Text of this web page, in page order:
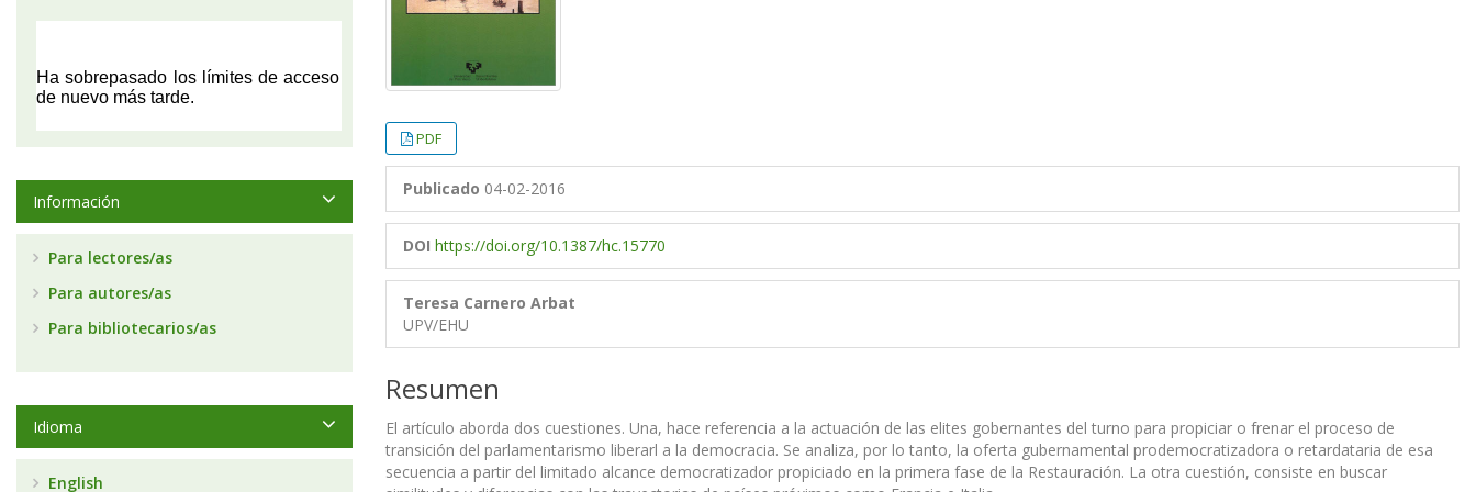
PDF
Publicado 04-02-2016
DOI https://doi.org/10.1387/hc.15770
Teresa Carnero Arbat
UPV/EHU
Resumen
El artículo aborda dos cuestiones. Una, hace referencia a la actuación de las elites gobernantes del turno para propiciar o frenar el proceso de
transición del parlamentarismo liberarl a la democracia. Se analiza, por lo tanto, la oferta gubernamental prodemocratizadora o retardataria de esa
secuencia a partir del limitado alcance democratizador propiciado en la primera fase de la Restauración. La otra cuestión, consiste en buscar
Información
Para lectores/as
Para autores/as
Para bibliotecarios/as
Idioma
English